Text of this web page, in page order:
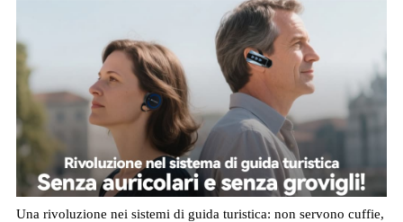
Una rivoluzione nei sistemi di guida turistica: non servono cuffie,